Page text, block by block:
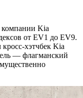
компании Kia
от EV1 до EV9.
хэтчбек Kia
— флагманский